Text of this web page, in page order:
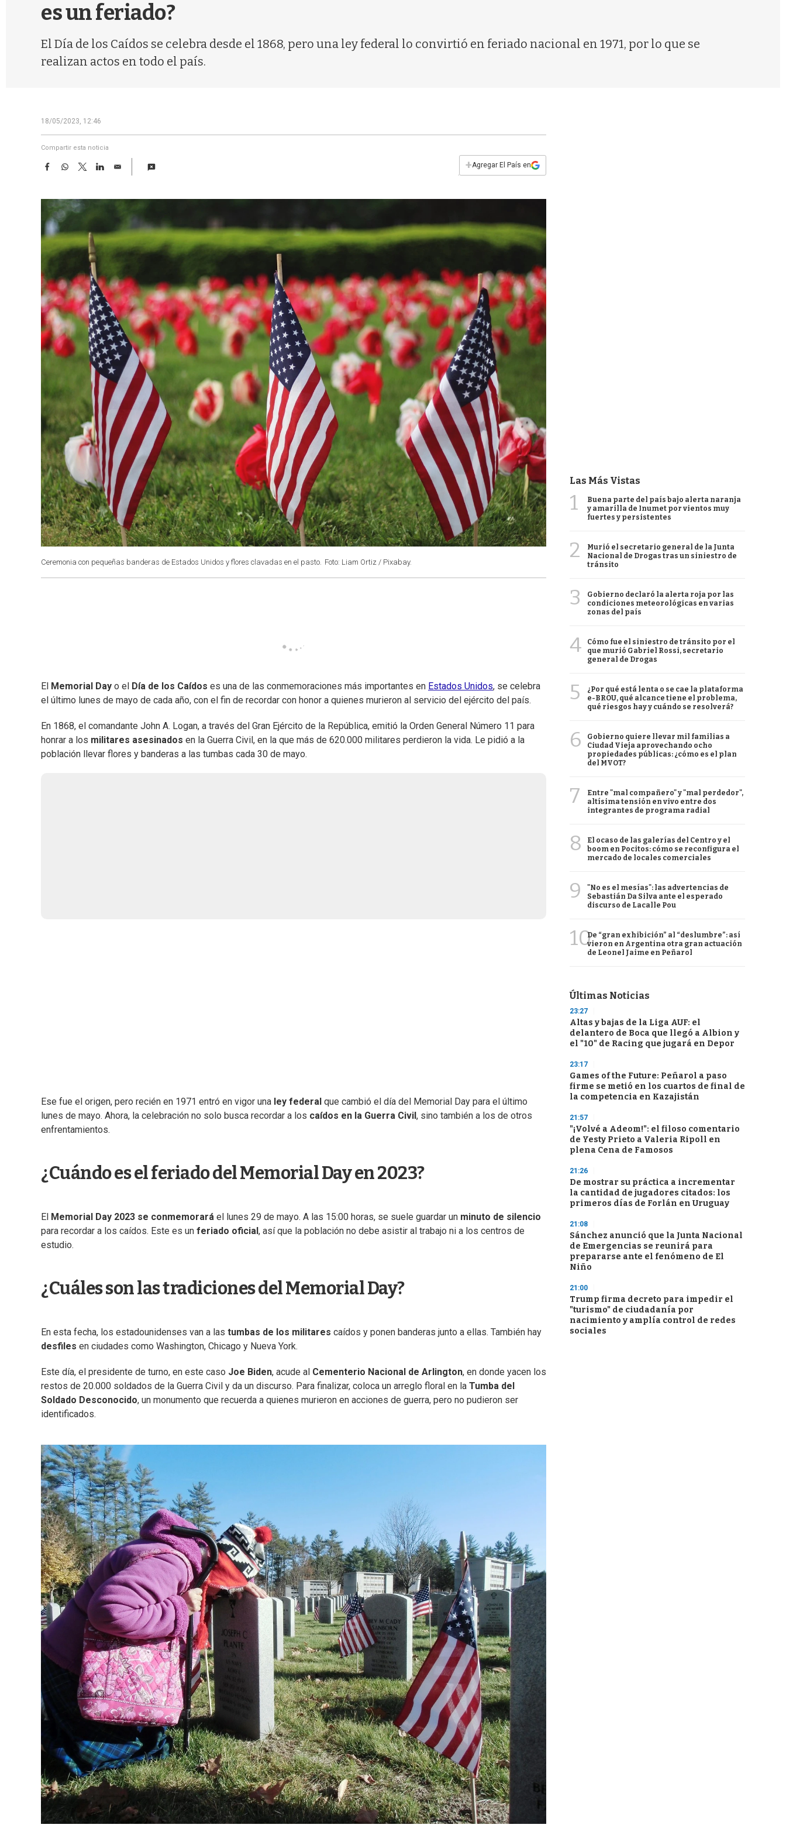
es un feriado?
El Día de los Caídos se celebra desde el 1868, pero una ley federal lo convirtió en feriado nacional en 1971, por lo que se
realizan actos en todo el país.
18/05/2023, 12:46
Compartir esta noticia
F
e
b
o
o
k
W
t
s
p
p
T
w
t
t
e
r
L
k
I
n
E
i
+Agregar El País en
Ceremonia con pequeñas banderas de Estados Unidos y flores clavadas en el pasto. Foto: Liam Ortiz / Pixabay.
El Memorial Day o el Día de los Caídos es una de las conmemoraciones más importantes en Estados Unidos, se celebra
el último lunes de mayo de cada año, con el fin de recordar con honor a quienes murieron al servicio del ejército del país.
En 1868, el comandante John A. Logan, a través del Gran Ejército de la República, emitió la Orden General Número 11 para
honrar a los militares asesinados en la Guerra Civil, en la que más de 620.000 militares perdieron la vida. Le pidió a la
población llevar flores y banderas a las tumbas cada 30 de mayo.
Ese fue el origen, pero recién en 1971 entró en vigor una ley federal que cambió el día del Memorial Day para el último
lunes de mayo. Ahora, la celebración no solo busca recordar a los caídos en la Guerra Civil , sino también a los de otros
enfrentamientos.
¿Cuándo es el feriado del Memorial Day en 2023?
El Memorial Day 2023 se conmemorará el lunes 29 de mayo. A las 15:00 horas, se suele guardar un minuto de silencio
para recordar a los caídos. Este es un feriado oficial , así que la población no debe asistir al trabajo ni a los centros de
estudio.
¿Cuáles son las tradiciones del Memorial Day?
En esta fecha, los estadounidenses van a las tumbas de los militares caídos y ponen banderas junto a ellas. También hay
desfiles en ciudades como Washington, Chicago y Nueva York.
Este día, el presidente de turno, en este caso Joe Biden, acude al Cementerio Nacional de Arlington, en donde yacen los
restos de 20.000 soldados de la Guerra Civil y da un discurso. Para finalizar, coloca un arreglo floral en la Tumba del
Soldado Desconocido, un monumento que recuerda a quienes murieron en acciones de guerra, pero no pudieron ser
identificados.
Las Más Vistas
1
Buena parte del país bajo alerta naranja
y amarilla de Inumet por vientos muy
fuertes y persistentes
2
Murió el secretario general de la Junta
Nacional de Drogas tras un siniestro de
tránsito
3
Gobierno declaró la alerta roja por las
condiciones meteorológicas en varias
zonas del país
4
Cómo fue el siniestro de tránsito por el
que murió Gabriel Rossi, secretario
general de Drogas
5
¿Por qué está lenta o se cae la plataforma
e-BROU, qué alcance tiene el problema,
qué riesgos hay y cuándo se resolverá?
6
Gobierno quiere llevar mil familias a
Ciudad Vieja aprovechando ocho
propiedades públicas: ¿cómo es el plan
del MVOT?
7
Entre "mal compañero" y "mal perdedor",
altísima tensión en vivo entre dos
integrantes de programa radial
8
El ocaso de las galerías del Centro y el
boom en Pocitos: cómo se reconfigura el
mercado de locales comerciales
9
"No es el mesías": las advertencias de
Sebastián Da Silva ante el esperado
discurso de Lacalle Pou
10De “gran exhibición” al “deslumbre”: así
vieron en Argentina otra gran actuación
de Leonel Jaime en Peñarol
Últimas Noticias
23:27
Altas y bajas de la Liga AUF: el
delantero de Boca que llegó a Albion y
el "10" de Racing que jugará en Depor
23:17
Games of the Future: Peñarol a paso
firme se metió en los cuartos de final de
la competencia en Kazajistán
21:57
"¡Volvé a Adeom!": el filoso comentario
de Yesty Prieto a Valeria Ripoll en
plena Cena de Famosos
21:26
De mostrar su práctica a incrementar
la cantidad de jugadores citados: los
primeros días de Forlán en Uruguay
21:08
Sánchez anunció que la Junta Nacional
de Emergencias se reunirá para
prepararse ante el fenómeno de El
Niño
21:00
Trump firma decreto para impedir el
"turismo" de ciudadanía por
nacimiento y amplía control de redes
sociales